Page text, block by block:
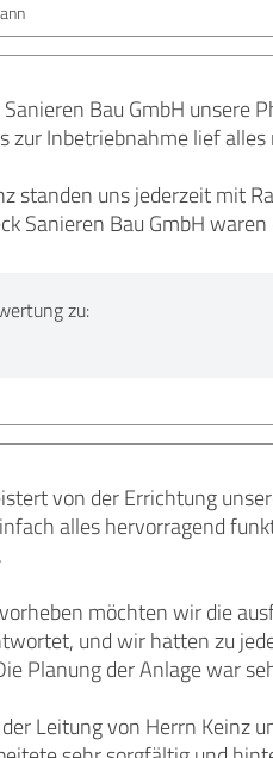
Bau GmbH unsere
zur Inbetriebnahme lief
standen uns jederzeit mit
Sanieren Bau GmbH
zu:
von der Errichtung
alles hervorragend
möchten wir die
und wir hatten zu
Planung der Anlage war
Leitung von Herrn Keinz